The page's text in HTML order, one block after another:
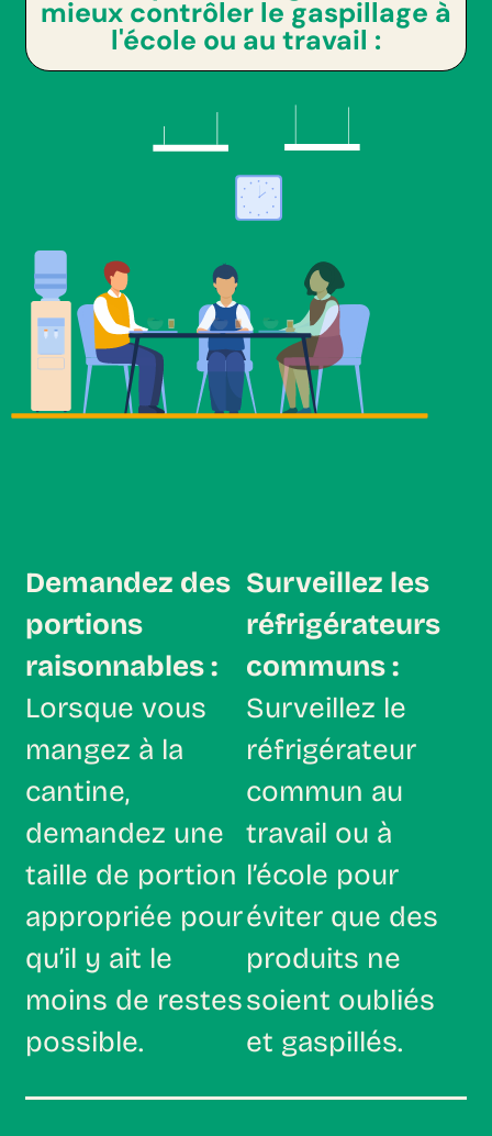
mieux contrôler le gaspillage à
l'école ou au travail :
Demandez des
portions
raisonnables :
Lorsque vous
mangez à la
cantine,
demandez une
taille de portion
appropriée pour
qu’il y ait le
moins de restes
possible.
Surveillez les
réfrigérateurs
communs :
Surveillez le
réfrigérateur
commun au
travail ou à
l’école pour
éviter que des
produits ne
soient oubliés
et gaspillés.